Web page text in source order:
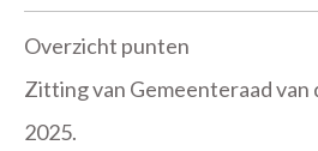
Overzicht punten
Zitting van Gemeenteraad van
2025.